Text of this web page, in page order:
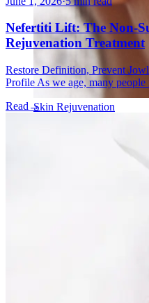
Skin Rejuvenation
AviClear Acne
Excel HR Laser
Fotona Laser
Laser Hair
Laser Tattoo
Profound® Non-
Secret™ PRO
Sofwave Skin
Nefertiti Lift: The Non-
Rejuvenation Treatment
Restore Definition, Prevent
Profile As we age, many
Read →